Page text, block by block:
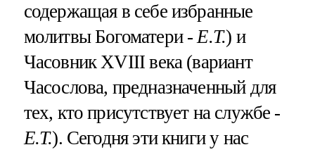
содержащая в себе избранные
молитвы Богоматери -Е.Т.) и
Часовник XVIII века (вариант
Часослова, предназначенный для
тех, кто присутствует на службе -
Е.Т.). Сегодня эти книги у нас